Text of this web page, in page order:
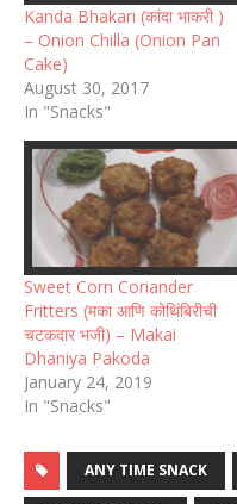
Kanda Bhakari (कांदा भाकरी )
– Onion Chilla (Onion Pan
Cake)
August 30, 2017
In "Snacks"
Sweet Corn Coriander
Fritters (मका आणि कोथिंबिरीची
चटकदार भजी) – Makai
Dhaniya Pakoda
January 24, 2019
In "Snacks"
ANY TIME SNACK